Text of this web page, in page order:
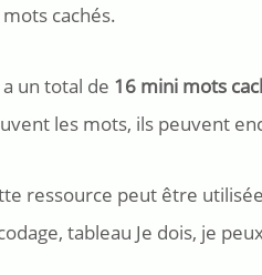
mots cachés.
a un total de 16 mini mots
les mots, ils peuvent
ressource peut être
tableau Je dois, je